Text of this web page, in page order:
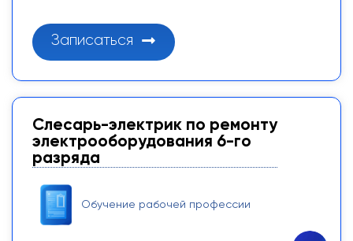
Записаться
Слесарь-электрик по ремонту
электрооборудования 6-го
разряда
Обучение рабочей профессии